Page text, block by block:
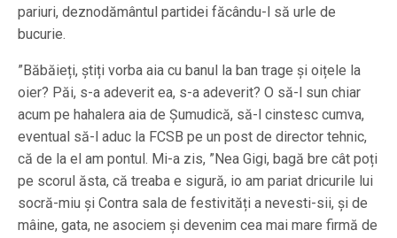
pariuri, deznodământul partidei făcându-l să urle de
bucurie.
”Băbăieți, știți vorba aia cu banul la ban trage și oițele la
oier? Păi, s-a adeverit ea, s-a adeverit? O să-l sun chiar
acum pe hahalera aia de Șumudică, să-l cinstesc cumva,
eventual să-l aduc la FCSB pe un post de director tehnic,
că de la el am pontul. Mi-a zis, ”Nea Gigi, bagă bre cât poți
pe scorul ăsta, că treaba e sigură, io am pariat dricurile lui
socră-miu și Contra sala de festivități a nevesti-sii, și de
mâine, gata, ne asociem și devenim cea mai mare firmă de